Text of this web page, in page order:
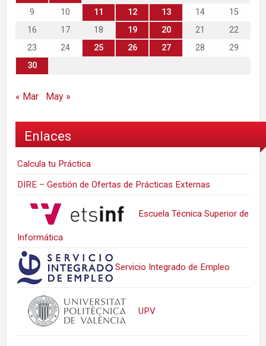
9
10 11 12 13 14
15
16
17 18 19 20 21
22
23
24 25 26 27 28
29
30
« Mar May »
Enlaces
Calcula tu Práctica
DIRE – Gestión de Ofertas de Prácticas Externas
Escuela Técnica Superior de
Informática
Servicio Integrado de Empleo
UPV